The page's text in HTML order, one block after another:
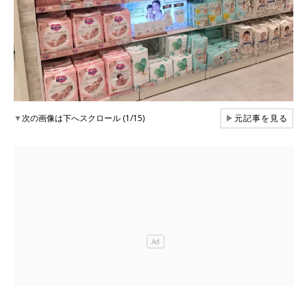
▼次の画像は下へスクロール (1/15) ▶元記事を見る